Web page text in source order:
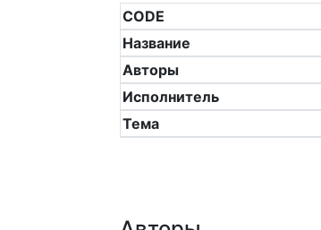
CODE
Название
Авторы
Исполнитель
Тема